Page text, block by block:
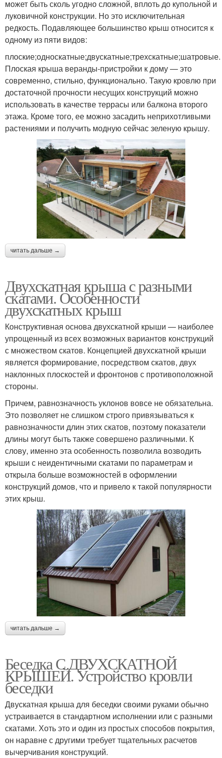
может быть сколь угодно сложной, вплоть до купольной и
луковичной конструкции. Но это исключительная
редкость. Подавляющее большинство крыш относится к
одному из пяти видов:
плоские;односкатные;двускатные;трехскатные;шатровые.
Плоская крыша веранды-пристройки к дому — это
современно, стильно, функционально. Такую кровлю при
достаточной прочности несущих конструкций можно
использовать в качестве террасы или балкона второго
этажа. Кроме того, ее можно засадить неприхотливыми
растениями и получить модную сейчас зеленую крышу.
читать дальше →
Двухскатная крыша с разными
скатами. Особенности
двухскатных крыш
Конструктивная основа двухскатной крыши — наиболее
упрощенный из всех возможных вариантов конструкций
с множеством скатов. Концепцией двухскатной крыши
является формирование, посредством скатов, двух
наклонных плоскостей и фронтонов с противоположной
стороны.
Причем, равнозначность уклонов вовсе не обязательна.
Это позволяет не слишком строго привязываться к
равнозначности длин этих скатов, поэтому показатели
длины могут быть также совершено различными. К
слову, именно эта особенность позволила возводить
крыши с неидентичными скатами по параметрам и
открыла больше возможностей в оформлении
конструкций домов, что и привело к такой популярности
этих крыш.
читать дальше →
Беседка С ДВУХСКАТНОЙ
КРЫШЕЙ. Устройство кровли
беседки
Двускатная крыша для беседки своими руками обычно
устраивается в стандартном исполнении или с разными
скатами. Хоть это и один из простых способов покрытия,
он наравне с другими требует тщательных расчетов
вычерчивания конструкций.